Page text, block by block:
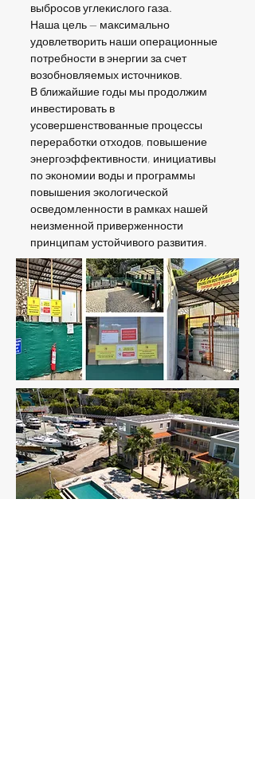
выбросов углекислого газа.
Наша цель — максимально
удовлетворить наши операционные
потребности в энергии за счет
возобновляемых источников.
В ближайшие годы мы продолжим
инвестировать в
усовершенствованные процессы
переработки отходов, повышение
энергоэффективности, инициативы
по экономии воды и программы
повышения экологической
осведомленности в рамках нашей
неизменной приверженности
принципам устойчивого развития.